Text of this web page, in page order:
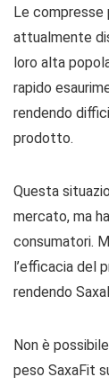
Le compresse
attualmente
loro alta
rapido
rendendo
prodotto.
Questa
mercato, ma
consumatori.
l’efficacia del
rendendo
Non è
peso SaxaFit